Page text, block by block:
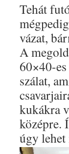
Tehát
vázat,
A
60×40-
szálat,
kukákra
középre.
úgy